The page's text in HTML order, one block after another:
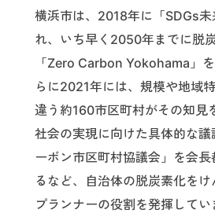
横浜市は、2018年に「SDGs未
れ、いち早く2050年までに脱
「Zero Carbon Yokohama」
らに2021年には、規模や地域
違う約160市区町村がその知見
社会の実現に向けた具体的な議
ーボン市区町村協議会」を会
るなど、自治体の脱炭素化を
プランナーの役割を発揮してい